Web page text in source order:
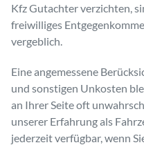
Kfz Gutachter verzichten,
freiwilliges
vergeblich.
Eine angemessene
und sonstigen Unkosten
an Ihrer Seite oft
unserer Erfahrung als
jederzeit verfügbar, wenn